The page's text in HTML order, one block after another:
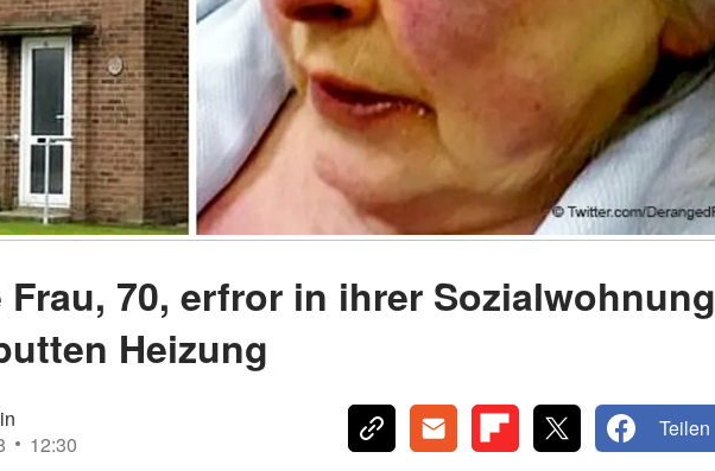
Frau, 70, erfror in ihrer Sozialwohnung
Heizung
12:30
Teilen